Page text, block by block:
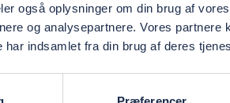
også oplysninger om din brug af
og analysepartnere. Vores
har indsamlet fra din brug af deres